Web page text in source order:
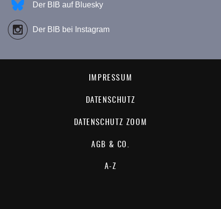
IMPRESSUM
DATENSCHUTZ
DATENSCHUTZ ZOOM
AGB & CO.
A-Z
Der BIB auf Bluesky
Der BIB bei Instagram